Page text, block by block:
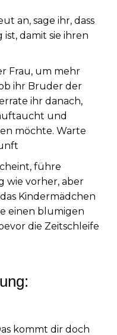
an, sage ihr, dass
damit sie ihren
Frau, um mehr
ihr Bruder der
ihr danach,
und
möchte. Warte
führe
wie vorher, aber
Kindermädchen
einen blumigen
die Zeitschleife
kommt dir doch